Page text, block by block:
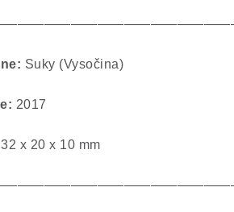
Suky (Vysočina)
2017
32 x 20 x 10 mm